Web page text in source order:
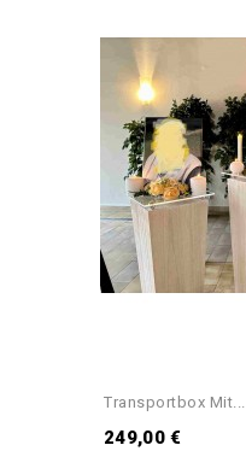
Transportbox Mit...
249,00 €